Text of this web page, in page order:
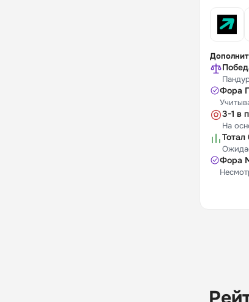
Фора
3-1 в
На
Фора